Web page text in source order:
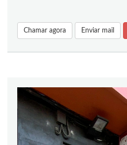
Chamar agora Enviar mail